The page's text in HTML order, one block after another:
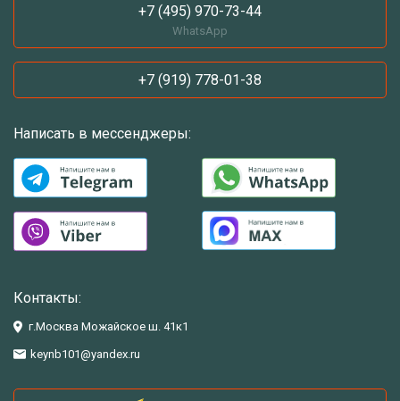
+7 (495) 970-73-44
WhatsApp
+7 (919) 778-01-38
Написать в мессенджеры:
Контакты:
г.Москва Можайское ш. 41к1
keynb101@yandex.ru